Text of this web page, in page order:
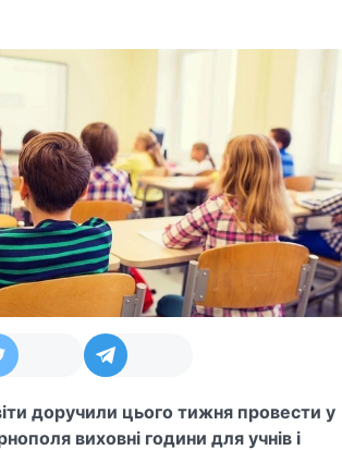
доручили цього тижня провести у
виховні години для учнів і